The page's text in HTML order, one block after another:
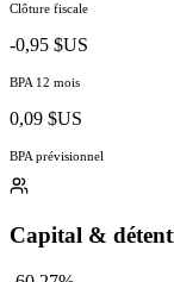
Clôture fiscale
-0,95 $US
BPA 12 mois
0,09 $US
BPA prévisionnel
Capital &